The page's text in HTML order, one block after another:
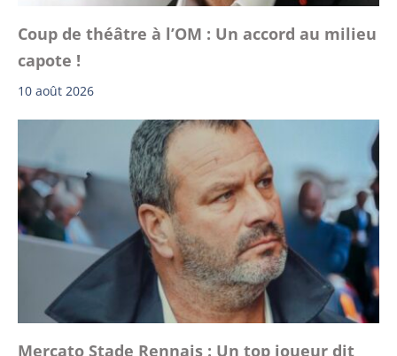
Coup de théâtre à l’OM : Un accord au milieu
capote !
10 août 2026
Mercato Stade Rennais : Un top joueur dit